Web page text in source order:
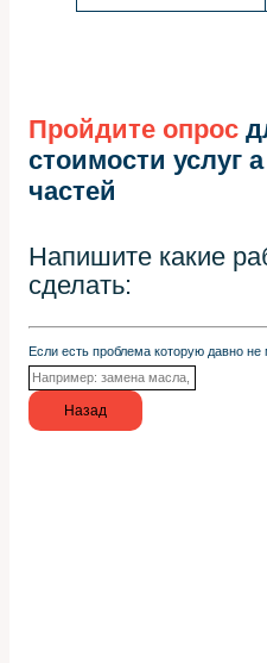
Пройдите опрос
стоимости услуг
частей
Напишите какие
сделать:
Если есть проблема которую давно
Назад